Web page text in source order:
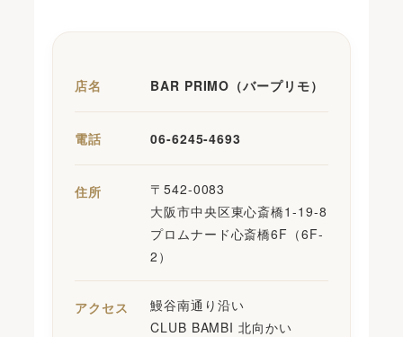
店名 BAR PRIMO（バープリモ）
電話 06-6245-4693
住所
〒542-0083
大阪市中央区東心斎橋1-19-8
プロムナード心斎橋6F（6F-
2）
アクセス
鰻谷南通り沿い
CLUB BAMBI 北向かい